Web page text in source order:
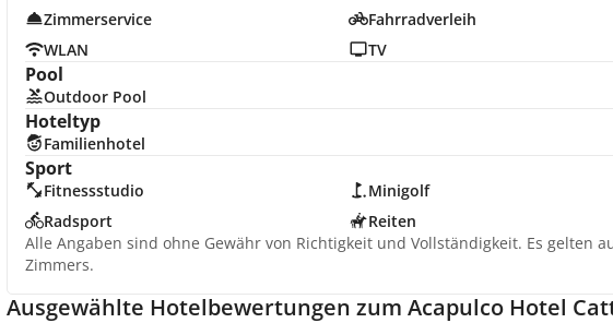
Zimmerservice
Fahrradverleih
WLAN
TV
Pool
Outdoor Pool
Hoteltyp
Familienhotel
Sport
Fitnessstudio Minigolf
Radsport
Reiten
Alle Angaben sind ohne Gewähr von Richtigkeit und Vollständigkeit. Es gelten
Zimmers.
Ausgewählte Hotelbewertungen zum Acapulco Hotel